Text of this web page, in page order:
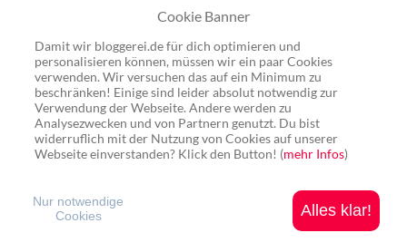
Top-Gutscheine
Alle Shops
Ping: http://rpc.bloggerei.de/ping/ (*nur für angemeldete Blogs)
Blogverzeichnis Bloggerei.de © 2006 - 2026
Cookie Banner
Damit wir bloggerei.de für dich optimieren und
personalisieren können, müssen wir ein paar Cookies
verwenden. Wir versuchen das auf ein Minimum zu
beschränken! Einige sind leider absolut notwendig zur
Verwendung der Webseite. Andere werden zu
Analysezwecken und von Partnern genutzt. Du bist
widerruflich mit der Nutzung von Cookies auf unserer
Webseite einverstanden? Klick den Button! (mehr Infos)
Alles klar!
Nur notwendige
Cookies